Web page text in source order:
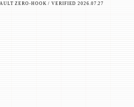
ZERO-HOOK / VERIFIED 2026.07.27